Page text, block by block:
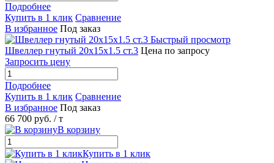
Подробнее
Купить в 1 клик Сравнение
В избранное Под заказ
Быстрый просмотр
Швеллер гнутый 20х15х1.5 ст.3 Цена по запросу
Запросить цену
Подробнее
Купить в 1 клик Сравнение
В избранное Под заказ
66 700 руб. / т
В корзину
Купить в 1 клик